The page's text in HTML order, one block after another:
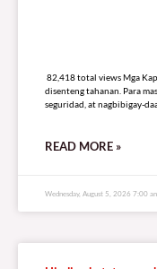
82,418 total views Mga
disenteng tahanan. Para
seguridad, at nagbibigay-
READ MORE »
Wednesday, August 5, 2026 7:00